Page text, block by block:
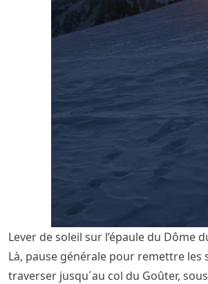
Lever de soleil sur l’épaule du Dôme
Là, pause générale pour remettre les
traverser jusqu´au col du Goûter,